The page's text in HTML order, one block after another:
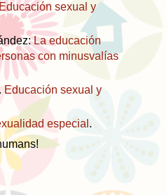
sexual y
La educación
con minusvalías
Educación sexual y
especial .